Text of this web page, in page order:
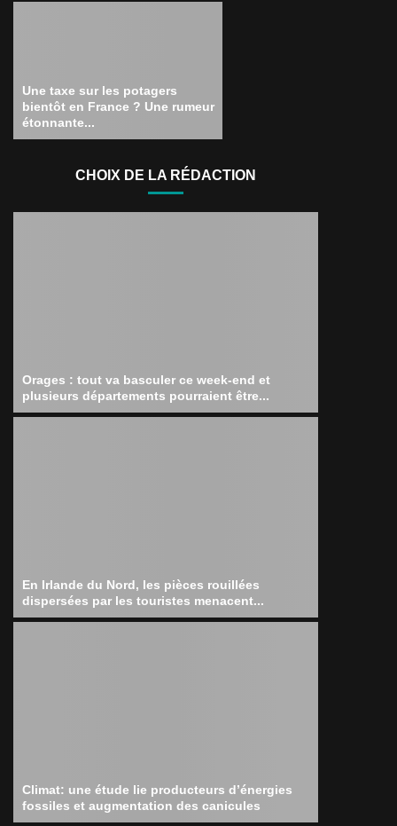
Une taxe sur les potagers
bientôt en France ? Une rumeur
étonnante...
CHOIX DE LA RÉDACTION
Orages : tout va basculer ce week-end et
plusieurs départements pourraient être...
En Irlande du Nord, les pièces rouillées
dispersées par les touristes menacent...
Climat: une étude lie producteurs d’énergies
fossiles et augmentation des canicules